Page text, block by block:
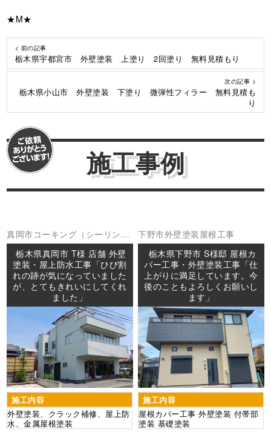
★M★
< 前の記事
栃木県宇都宮市 外壁塗装 上塗り 2回塗り 無料見積もり
次の記事 >
栃木県小山市 外壁塗装 下塗り 微弾性フィラー 無料見積も
り
施工事例
真岡市コーキング（シーリング
外壁塗装屋上防水屋根塗装防水
工事
栃木県真岡市 T様 店舗 外壁
塗装・屋上防水工事「ひび割
れの跡が気になっていました
が、とてもきれいにしてくれ
ました」
施工内容
外壁塗装、クラック補修、屋上防
水、金属屋根塗装
下野市外壁塗装屋根工事
栃木県下野市 S様邸 屋根カ
バー工事・外壁塗装工事「仕
上がりに満足しています。今
後のこともよろしくお願いし
ます」
施工内容
屋根カバー工事 外壁塗装 付帯部
塗装 基礎塗装